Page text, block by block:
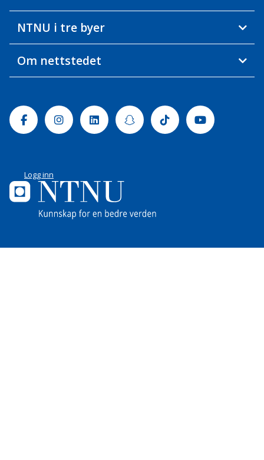
NTNU i tre byer
Om nettstedet
FacebookInstagramLinkedinSnapchatTiktok Youtube
Logg inn